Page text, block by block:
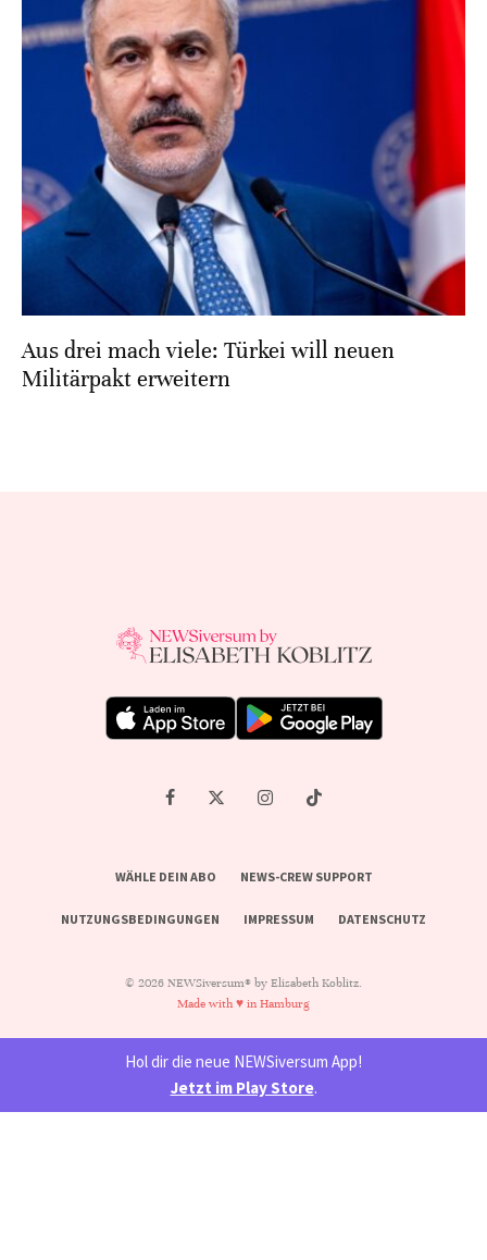
Aus drei mach viele: Türkei will neuen
Militärpakt erweitern
WÄHLE DEIN ABO NEWS-CREW SUPPORT
NUTZUNGSBEDINGUNGEN IMPRESSUM DATENSCHUTZ
© 2026 NEWSiversum® by Elisabeth Koblitz.
Made with ♥ in Hamburg
Hol dir die neue NEWSiversum App!
Jetzt im Play Store.